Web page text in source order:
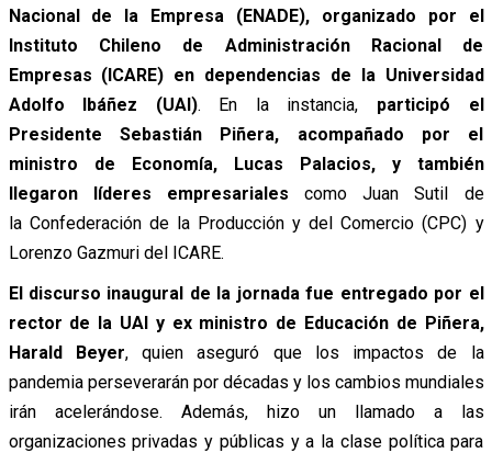
Nacional de la Empresa (ENADE), organizado por el
Instituto Chileno de Administración Racional de
Empresas (ICARE) en dependencias de la Universidad
Adolfo Ibáñez (UAI). En la instancia, participó el
Presidente Sebastián Piñera, acompañado por el
ministro de Economía, Lucas Palacios, y también
llegaron líderes empresariales como Juan Sutil de
la Confederación de la Producción y del Comercio (CPC) y
Lorenzo Gazmuri del ICARE.
El discurso inaugural de la jornada fue entregado por el
rector de la UAI y ex ministro de Educación de Piñera,
Harald Beyer, quien aseguró que los impactos de la
pandemia perseverarán por décadas y los cambios mundiales
irán acelerándose. Además, hizo un llamado a las
organizaciones privadas y públicas y a la clase política para